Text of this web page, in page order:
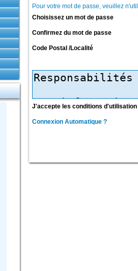
Pour votre mot de passe, veuillez
Choisissez un mot de passe
Confirmez du mot de passe
Code Postal /Localité
J'accepte les conditions d'utilisation
Connexion Automatique ?